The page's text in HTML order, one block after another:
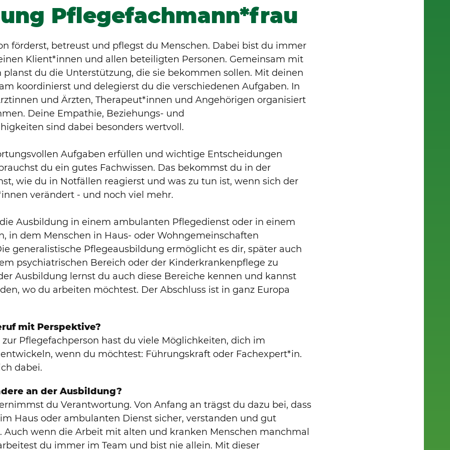
Pflegefachmann*frau
förderst, betreust und pflegst du Menschen. Dabei bist du immer
Klient*innen und allen beteiligten Personen. Gemeinsam mit
du die Unterstützung, die sie bekommen sollen. Mit deinen
koordinierst und delegierst du die verschiedenen Aufgaben. In
und Ärzten, Therapeut*innen und Angehörigen organisiert
Deine Empathie, Beziehungs- und
sind dabei besonders wertvoll.
Aufgaben erfüllen und wichtige Entscheidungen
du ein gutes Fachwissen. Das bekommst du in der
wie du in Notfällen reagierst und was zu tun ist, wenn sich der
verändert - und noch viel mehr.
Ausbildung in einem ambulanten Pflegedienst oder in einem
in dem Menschen in Haus- oder Wohngemeinschaften
generalistische Pflegeausbildung ermöglicht es dir, später auch
psychiatrischen Bereich oder der Kinderkrankenpflege zu
Ausbildung lernst du auch diese Bereiche kennen und kannst
wo du arbeiten möchtest. Der Abschluss ist in ganz Europa
mit Perspektive?
Pflegefachperson hast du viele Möglichkeiten, dich im
wenn du möchtest: Führungskraft oder Fachexpert*in.
dabei.
an der Ausbildung?
du Verantwortung. Von Anfang an trägst du dazu bei, dass
Haus oder ambulanten Dienst sicher, verstanden und gut
Auch wenn die Arbeit mit alten und kranken Menschen manchmal
du immer im Team und bist nie allein. Mit dieser